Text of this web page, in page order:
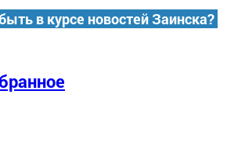
в курсе новостей Заинска?